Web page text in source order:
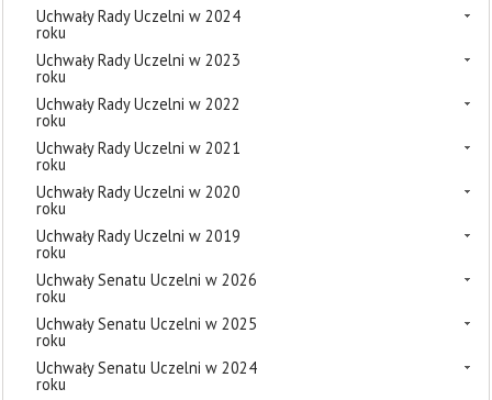
Uchwały Rady Uczelni w 2024
roku
Uchwały Rady Uczelni w 2023
roku
Uchwały Rady Uczelni w 2022
roku
Uchwały Rady Uczelni w 2021
roku
Uchwały Rady Uczelni w 2020
roku
Uchwały Rady Uczelni w 2019
roku
Uchwały Senatu Uczelni w 2026
roku
Uchwały Senatu Uczelni w 2025
roku
Uchwały Senatu Uczelni w 2024
roku